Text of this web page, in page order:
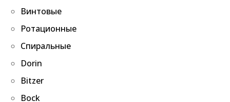
Винтовые
Ротационные
Спиральные
Dorin
Bitzer
Bock